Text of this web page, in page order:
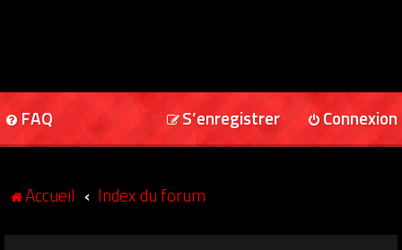
FAQ Connexion
S’enregistrer
Accueil Index du forum